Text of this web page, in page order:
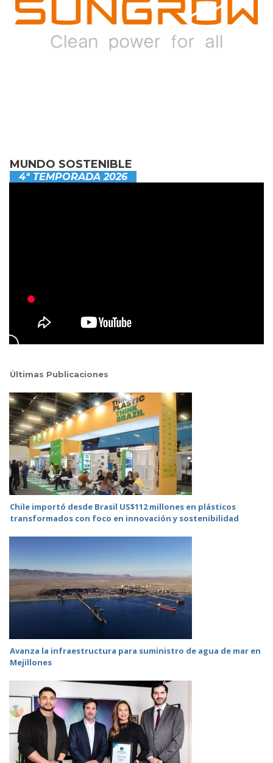
MUNDO SOSTENIBLE
4ª TEMPORADA 2026
Últimas Publicaciones
Chile importó desde Brasil US$112 millones en plásticos
transformados con foco en innovación y sostenibilidad
Avanza la infraestructura para suministro de agua de mar en
Mejillones